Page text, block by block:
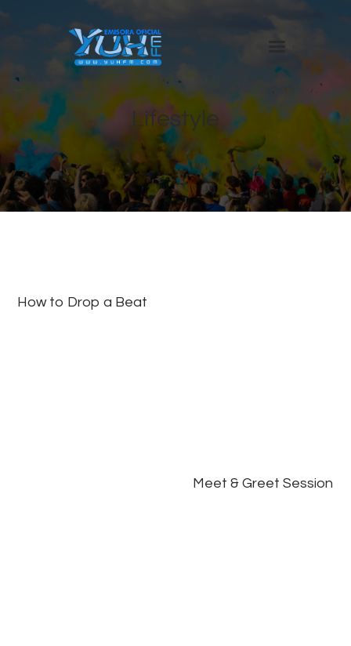
Lifestyle
Nosotros
Anúnciate en Yuh
Trabaja con nosotros
Contacto
How to Drop a Beat
Meet & Greet Session